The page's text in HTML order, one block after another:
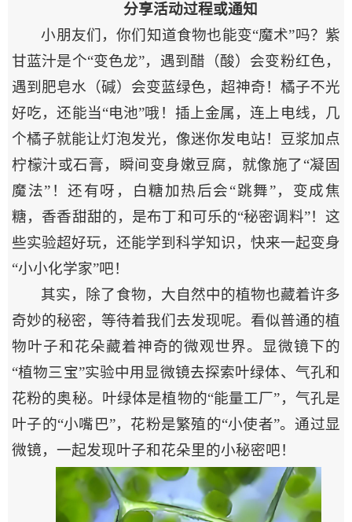
分享活动过程或通知
小朋友们，你们知道食物也能变“魔术”吗？紫
甘蓝汁是个“变色龙”，遇到醋（酸）会变粉红色，
遇到肥皂水（碱）会变蓝绿色，超神奇！橘子不光
好吃，还能当“电池”哦！插上金属，连上电线，几
个橘子就能让灯泡发光，像迷你发电站！豆浆加点
柠檬汁或石膏，瞬间变身嫩豆腐，就像施了“凝固
魔法”！还有呀，白糖加热后会“跳舞”，变成焦
糖，香香甜甜的，是布丁和可乐的“秘密调料”！这
些实验超好玩，还能学到科学知识，快来一起变身
“小小化学家”吧！
其实，除了食物，大自然中的植物也藏着许多
奇妙的秘密，等待着我们去发现呢。看似普通的植
物叶子和花朵藏着神奇的微观世界。显微镜下的
“植物三宝”实验中用显微镜去探索叶绿体、气孔和
花粉的奥秘。叶绿体是植物的“能量工厂”，气孔是
叶子的“小嘴巴”，花粉是繁殖的“小使者”。通过显
微镜，一起发现叶子和花朵里的小秘密吧！